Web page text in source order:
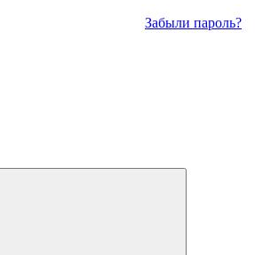
Забыли пароль?